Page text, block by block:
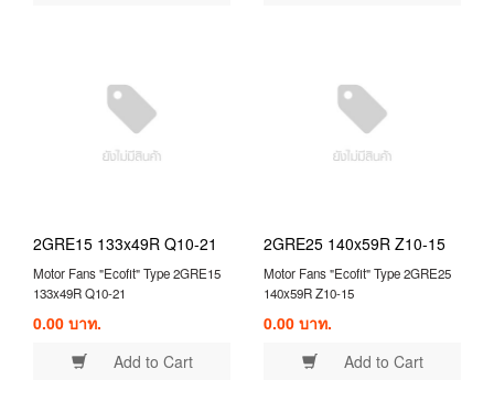
2GRE15 133x49R Q10-21
Motor Fans "Ecofit" Type 2GRE15
133x49R Q10-21
0.00 บาท.
Add to Cart
2GRE25 140x59R Z10-15
Motor Fans "Ecofit" Type 2GRE25
140x59R Z10-15
0.00 บาท.
Add to Cart